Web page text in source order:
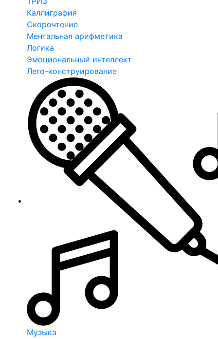
Каллиграфия
Скорочтение
Ментальная арифметика
Логика
Эмоциональный интеллект
Лего-конструирование
Музыка